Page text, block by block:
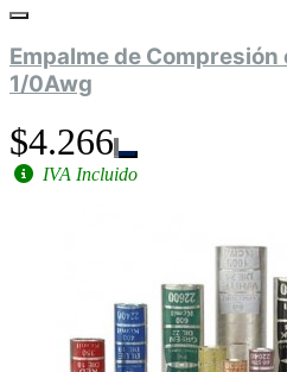
Empalme de
1/0Awg
$4.266
IVA Incluido